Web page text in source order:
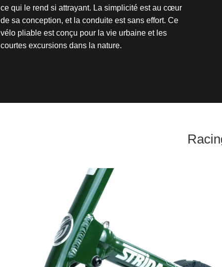
ce qui le rend si attrayant. La simplicité est au cœur
de sa conception, et la conduite est sans effort. Ce
vélo pliable est conçu pour la vie urbaine et les
courtes excursions dans la nature.